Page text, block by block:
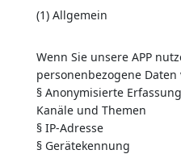
(1) Allgemein
Wenn Sie unsere APP
personenbezogene
§ Anonymisierte
Kanäle und Themen
§ IP-Adresse
§ Gerätekennung